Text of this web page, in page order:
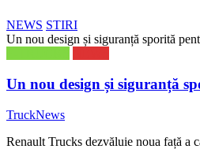
NEWS STIRI
Un nou design și siguranță sporită
Un nou design și siguranță
TruckNews
Renault Trucks dezvăluie noua față a